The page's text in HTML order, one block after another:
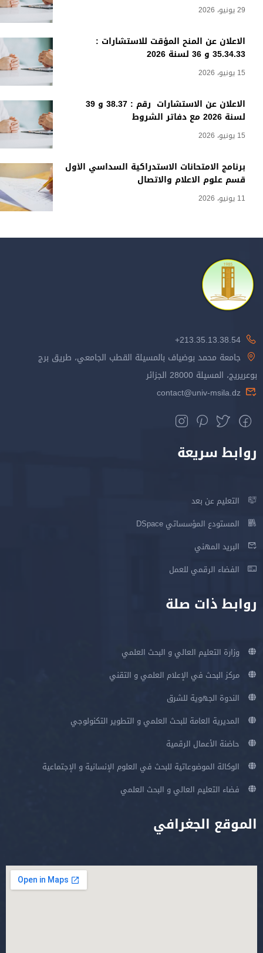
29 يونيو، 2026
الاعلان عن المنح المؤقت للاستشارات :
35.34.33 و 36 لسنة 2026
15 يونيو، 2026
الاعلان عن الاستشارات رقم : 38.37 و 39
لسنة 2026 مع دفاتر الشروط
15 يونيو، 2026
برنامج الامتحانات الاستدراكية السداسي الأول
قسم علوم الاعلام والاتصال
11 يونيو، 2026
213.35.13.38.54+
جامعة محمد بوضياف بالمسيلة القطب الجامعي، طريق برج
بوعريريج، المسيلة 28000 الجزائر
contact@univ-msila.dz
روابط سريعة
التعليم عن بعد
المستودع المؤسساتي DSpace
البريد المهني
الفضاء الرقمي للعمل
روابط ذات صلة
وزارة التعليم العالي و البحث العلمي
مركز البحث في الإعلام العلمي و التقني
الندوة الجهوية للشرق
المديرية العامة للبحث العلمي و التطوير التكنولوجي
حاضنة الأعمال الرقمية
الوكالة الموضوعاتية للبحث في العلوم الإنسانية و الإجتماعية
فضاء التعليم العالي و البحث العلمي
الموقع الجغرافي